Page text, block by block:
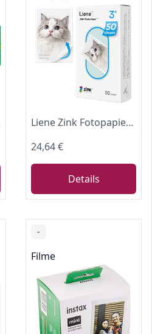
Liene Zink Fotopapier 2x3''(50 Stück), kompatibel mit Liene Pearl K100 Mini Fotodrucker, 50x76mm Premium Fotopapier mit Selbstklebender Rückseite, Sofortbildfilm
24,64 €
Details
-
Filme